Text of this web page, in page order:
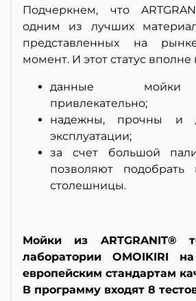
Подчеркнем, что
одним из лучших
представленных на
момент. И этот статус вполне
данные мойки
привлекательно;
надежны, прочны и
эксплуатации;
за счет большой
позволяют
столешницы.
Мойки из ARTGRANIT®
лаборатории OMOIKIRI на
европейским стандартам
В программу входят 8